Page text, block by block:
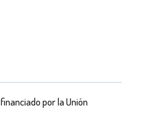
por la Unión